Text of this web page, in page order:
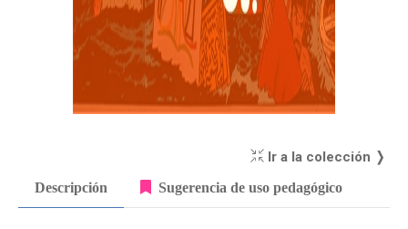
Ir a la colección ❭
Descripción Sugerencia de uso pedagógico